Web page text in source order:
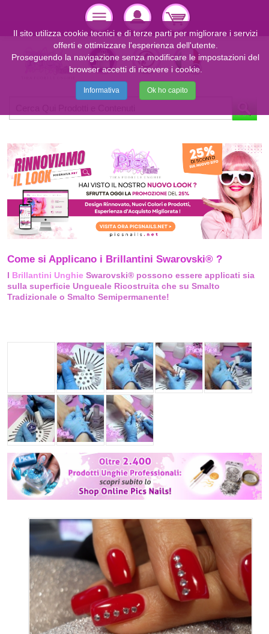
Come si Applicano i Brillantini Swarovski® ?
Brillantini Unghie Swarovski® possono essere applicati sia
sulla superficie Ungueale Ricostruita che su Smalto
Tradizionale o Smalto Semipermanente!
Il sito utilizza cookie tecnici e di terze parti per migliorare i servizi
offerti e ottimizzare l'esperienza dell'utente.
Proseguendo la navigazione senza modificare le impostazioni del
browser accetti di ricevere i cookie.
Informativa Ok ho capito